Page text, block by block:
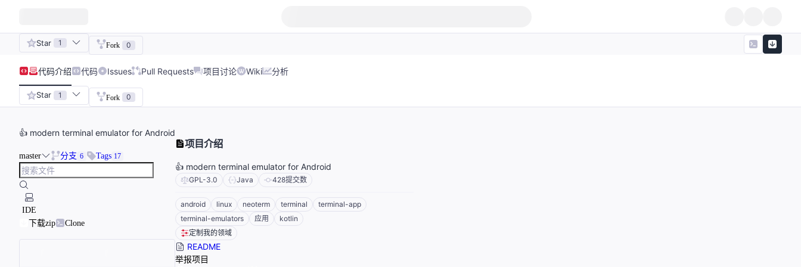
Star 1 Fork 0
代码介绍 代码 Issues Pull Requests 项目讨论 Wiki 分析
Star 1 Fork 0
👍 modern terminal emulator for Android
master 分支 6 Tags 17
IDE
下载zip
Clone
项目介绍
👍 modern terminal emulator for Android
GPL-3.0 Java 428提交数
android linux neoterm terminal
terminal-app
terminal-emulators
应用
kotlin
定制我的领域
README
举报项目